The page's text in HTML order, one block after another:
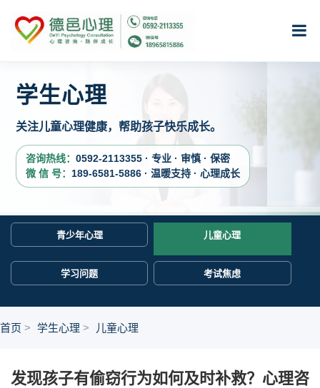
学生心理
关注儿童心理健康，帮助孩子快乐成长。
咨询热线： 0592-2113355 · 专业 · 审慎 · 保密
微 信 号： 189-6581-5886 · 温暖支持 · 心理成长
青少年心理 儿童心理
学习问题 考试焦虑
首页 学生心理 儿童心理
发现孩子有偷窃行为如何及时补救？心理咨